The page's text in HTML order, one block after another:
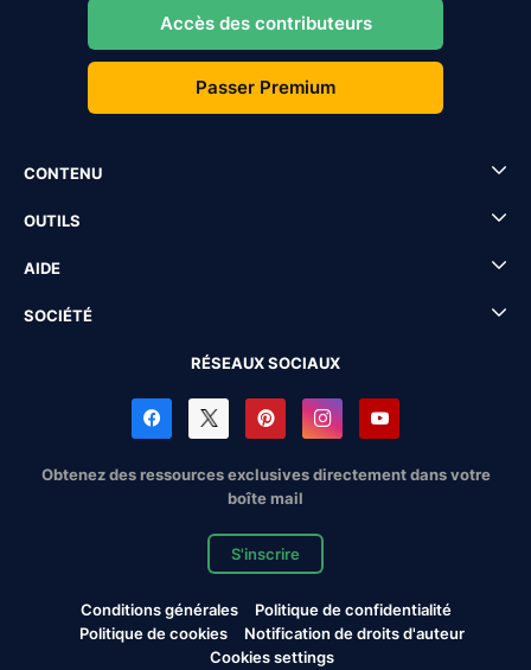
Accès des contributeurs
Passer Premium
CONTENU
OUTILS
AIDE
SOCIÉTÉ
RÉSEAUX SOCIAUX
Obtenez des ressources exclusives directement dans votre
boîte mail
S'inscrire
Conditions générales
Politique de confidentialité
Politique de cookies
Notification de droits d'auteur
Cookies settings